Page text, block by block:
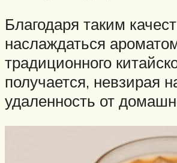
Благодаря таким
наслаждаться
традиционного
получается, невзирая
удаленность от